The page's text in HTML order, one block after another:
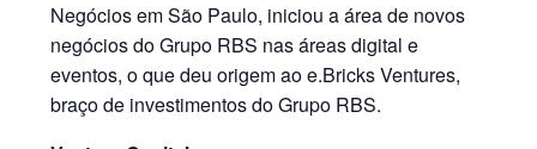
Negócios em São Paulo, iniciou a área de novos
negócios do Grupo RBS nas áreas digital e
eventos, o que deu origem ao e.Bricks Ventures,
braço de investimentos do Grupo RBS.